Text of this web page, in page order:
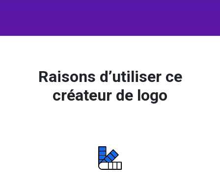
Raisons d’utiliser ce
créateur de logo